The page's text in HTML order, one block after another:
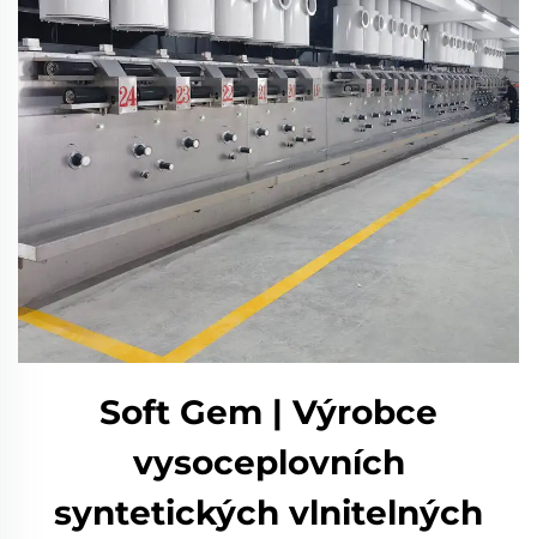
Soft Gem | Výrobce
vysoceplovních
syntetických vlnitelných